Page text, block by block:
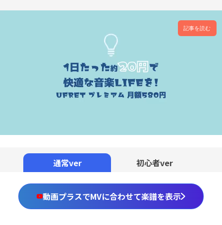
記事を読む
通常ver 初心者ver
動画プラスでMVに合わせて楽譜を表示